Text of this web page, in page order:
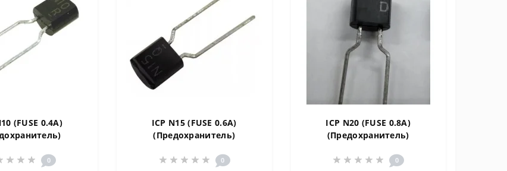
(FUSE 0.4A)
0
ICP N15 (FUSE 0.6A)
(Пpедохpанитель)
0
ICP N20 (FUSE 0.8A)
(Пpедохpанитель)
0